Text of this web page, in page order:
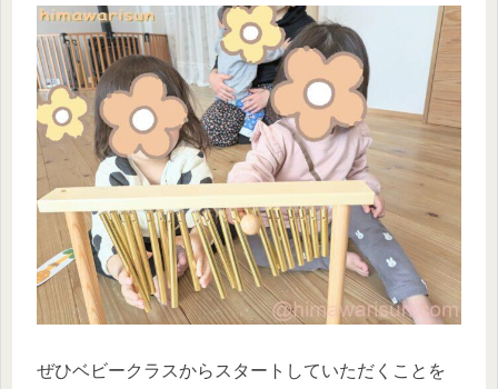
ぜひベビークラスからスタートしていただくことを